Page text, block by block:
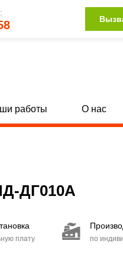
Двупольные глухие двери
Двери со стыковочным
работы О нас
ДГ010A
плату по